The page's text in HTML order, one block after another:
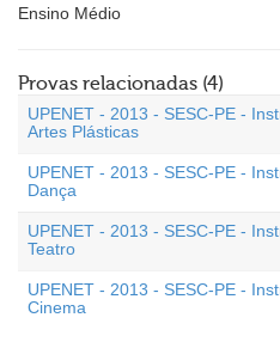
Ensino Médio
Provas relacionadas (4)
UPENET - 2013 - SESC-PE -
Artes Plásticas
UPENET - 2013 - SESC-PE -
Dança
UPENET - 2013 - SESC-PE -
Teatro
UPENET - 2013 - SESC-PE -
Cinema